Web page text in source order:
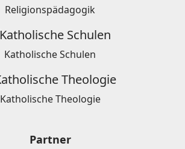
Religionspädagogik
Katholische Schulen
Katholische Theologie
Partner